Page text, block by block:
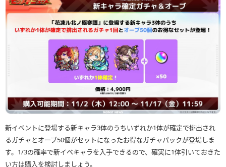
新イベントに登場する新キャラ3体のうちいずれか1体が確定で排出され
るガチャとオーブ50個がセットになったお得なガチャパックが登場しま
す。1/3の確率で新イベキャラを入手できるので、確実に1体引いておきた
い方は購入を検討しましょう。